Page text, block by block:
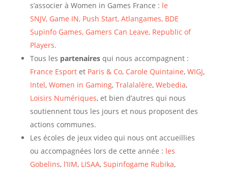
s’associer à Women in Games France : le
SNJV, Game IN, Push Start, Atlangames, BDE
Supinfo Games, Gamers Can Leave, Republic of
Players.
Tous les partenairesqui nous accompagnent :
France Esportet Paris & Co, Carole Quintaine, WIGJ,
Intel, Women in Gaming, Tralalalère, Webedia,
Loisirs Numériques, et bien d’autres qui nous
soutiennent tous les jours et nous proposent des
actions communes.
Les écoles de jeux video qui nous ont accueillies
ou accompagnées lors de cette année : les
Gobelins, l’IIM, LISAA, Supinfogame Rubika,